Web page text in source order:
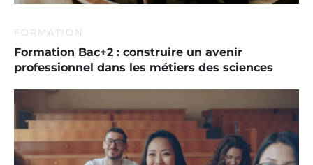
FORMATION
Formation Bac+2 : construire un avenir
professionnel dans les métiers des sciences